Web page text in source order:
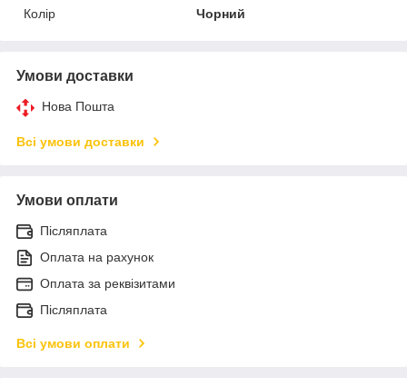
Колір
Чорний
Умови доставки
Нова Пошта
Всі умови доставки
Умови оплати
Післяплата
Оплата на рахунок
Оплата за реквізитами
Післяплата
Всі умови оплати